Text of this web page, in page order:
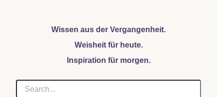
Wissen aus der Vergangenheit.
Weisheit für heute.
Inspiration für morgen.
S